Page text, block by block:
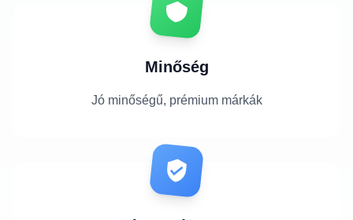
Minőség
Jó minőségű, prémium márkák